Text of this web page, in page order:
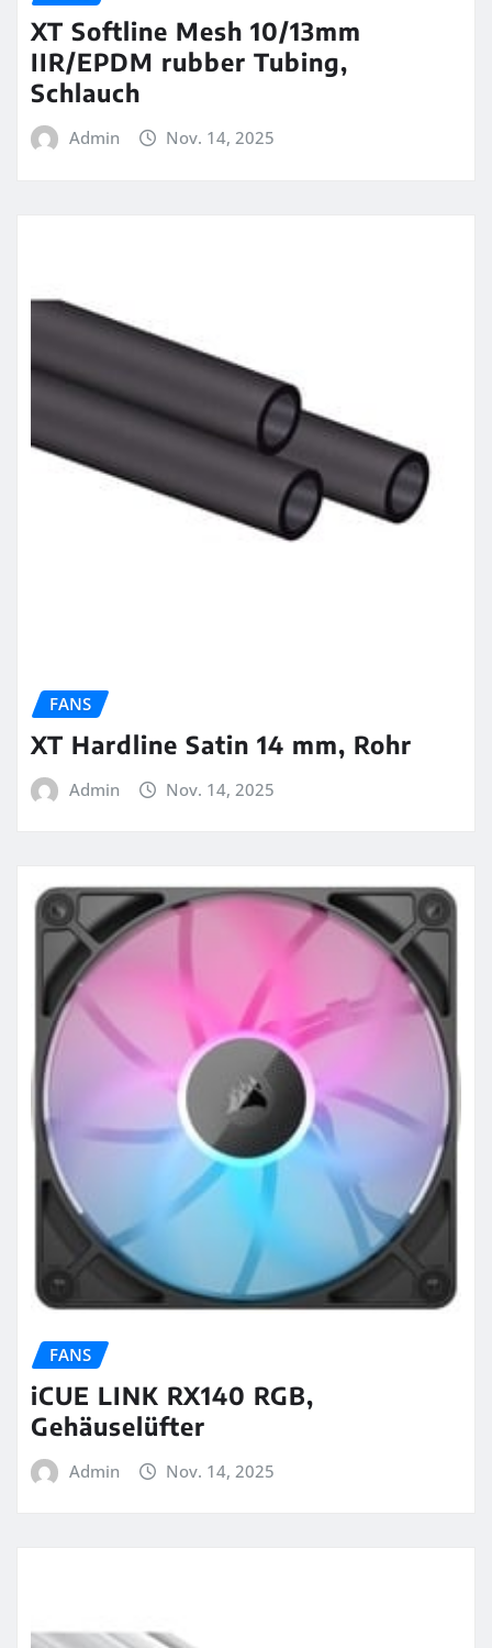
XT Softline Mesh 10/13mm
IIR/EPDM rubber Tubing,
Schlauch
Admin Nov. 14, 2025
FANS
XT Hardline Satin 14 mm, Rohr
Admin Nov. 14, 2025
FANS
iCUE LINK RX140 RGB,
Gehäuselüfter
Admin Nov. 14, 2025